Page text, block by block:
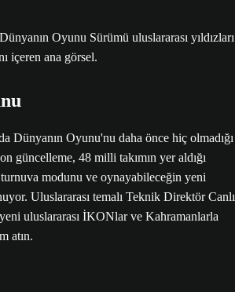
Dünyanın Oyunu'nu daha önce hiç olmadığı
güncelleme, 48 milli takımın yer aldığı
modunu ve oynayabileceğin yeni
Uluslararası temalı Teknik Direktör Canlı
uluslararası İKONlar ve Kahramanlarla
atın.